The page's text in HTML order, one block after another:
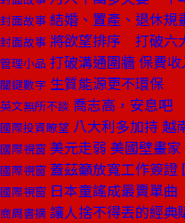
封面故事 結婚、置產、退休
封面故事 將欲望排序 打破六
管理小品 打破溝通圍牆 保費
關鍵數字 生質能源更不環保
英文無所不談 喬志高，安息吧
國際投資瞭望 八大利多加持 越
國際視窗 美元走弱 美國壁畫
國際視窗 蓋茲籲放寬工作簽證
國際視窗 日本童謠成最賣單
商周書摘 讓人捨不得丟的經典